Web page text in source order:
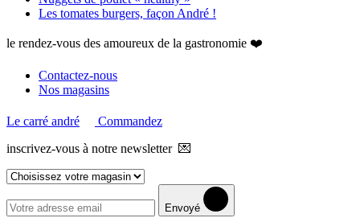
Les tomates burgers, façon André !
le rendez-vous des amoureux de la gastronomie ❤️
Contactez-nous
Nos magasins
Le carré andré
Commandez
inscrivez-vous à notre newsletter 💌
Envoyé